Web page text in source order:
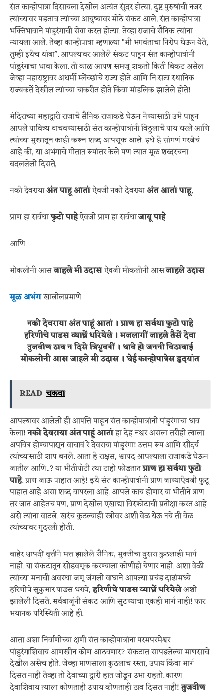
संत कान्होपात्रा दिसायला देखील अत्यंत सुंदर होत्या. दुष्ट पुरुषांची नजर
त्यांच्यावर पडताच त्यांच्या आयुष्यावर मोठे संकट आले. संत कान्होपात्रा
भक्तिभावाने पांडुरंगाची सेवा करत होत्या. तेव्हा राजाचे सैनिक त्यांना
न्यायला आले. तेव्हा कान्होपात्रा म्हणाल्या “मी भगवंताचा निरोप घेऊन येते,
तुम्ही इथेच थांबा”. आपल्यावर आलेले संकट पाहून संत कान्होपात्रांनी
पांडुरंगाचा धावा केला. तो काळ आपण समजू शकतो किती बिकट असेल
जेव्हा महाराष्ट्रावर अधर्मी म्लेंच्छांचे राज्य होते आणि निःसत्व स्थानिक
राज्यकर्ते देखील त्यांच्या चाकरीत होते किंवा मांडलिक झालेले होते!
मंदिराच्या महाद्वारी राजाचे सैनिक राजाकडे घेऊन नेण्यासाठी उभे पाहून
आपले पावित्र्य वाचवण्यासाठी संत कान्होपात्रांनी विठ्ठलाचे पाय धरले आणि
त्यांच्या मुखातून काही करून शब्द आपसूक आले. इथे हे सांगणं गरजेचं
आहे की, या अभंगाचे गीतात रूपांतर केले पण त्यात मूळ शब्दरचना
बदललेली दिसते,
नको देवरायाअंत पाहू आतांऐवजी नको देवरायाअंत आतां पाहू,
प्राण हा सर्वथाफुटो पाहेऐवजी प्राण हा सर्वथाजावू पाहे
आणि
मोकलोनी आसजाहले मी उदासऐवजी मोकलोनी आसजाहले उदास
मूळ अभंगखालीलप्रमाणे
नको देवराया अंत पाहूं आतां । प्राण हा सर्वथा फुटो पाहे
हरिणीचे पाडस व्याघ्रें धरियेले । मजलागीं जाहले तैसें देवा
तुजवीण ठाव न दिसे त्रिभ्रुवनीं । धावे हो जननी विठाबाई
मोकलोनी आस जाहले मी उदास । घेईं कान्होपात्रेस हृदयांत
READ चकवा
आपल्यावर आलेली ही आपत्ति पाहून संत कान्होपात्रांनी पांडुरंगाचा धाव
केला!नको देवराया अंत पाहूं आतांहा देह नश्वर असला तरीही त्याला
अपवित्र होण्यापासून वाचावं रे देवराया पांडुरंगा! उत्तम रूप आणि सौंदर्य
त्यांच्यासाठी शाप बनले. आता हे राक्षस, श्वापद आपल्याला राजाकडे घेऊन
जातील आणि..? या भीतीपोटी त्या टाहो फोडतातप्राण हा सर्वथा फुटो
पाहे. प्राण जाऊ पाहात आहे! इथे संत कान्होपात्रांनी प्राण जाण्याऐवजी फुटू
पाहात आहे असा शब्द वापरला आहे. आपले काय होणार या भीतीने त्राण
तर जात आहेतच पण, प्राण देखील एखाद्या विस्फोटाची प्रतीक्षा करत आहे
असे त्यांना वाटले. खरंच कुठल्याही स्त्रीवर अशी वेळ येऊ नये ती वेळ
त्यांच्यावर गुदरली होती.
बाहेर श्वापदीं वृत्तीने मत्त झालेले सैनिक, मुक्तीचा दुसरा कुठलाही मार्ग
नाही. या संकटातून सोडवणूक करण्याला कोणीही येणार नाही. अशा वेळी
त्यांच्या मनाची अवस्था जणू जंगली वाघाने आपल्या प्रचंड दाढांमध्ये
हरिणीचे सुकुमार पाडस धरावे,हरिणीचे पाडस व्याघ्रें धरियेलेअशी
झालेली दिसते. सर्वबाजूंनी संकट आणि सुटण्याचा एकही मार्ग नाही! फार
भयानक परिस्थिती आहे ही.
आता अशा निर्वाणीच्या क्षणी संत कान्होपात्रांना परमपरमेश्वर
पांडुरंगाशिवाय आणखीन कोण आठवणार? संकटात सापडलेल्या माणसाचे
देखील असेच होते. जेव्हा माणसाला कुठलाच रस्ता, उपाय किंवा मार्ग
दिसत नाही तेव्हा तो देवाच्या द्वारी हात जोडून उभा राहतो. कारण
देवाशिवाय त्याला कोणताही उपाय कोणताही ठाव दिसत नाही!तुजवीण